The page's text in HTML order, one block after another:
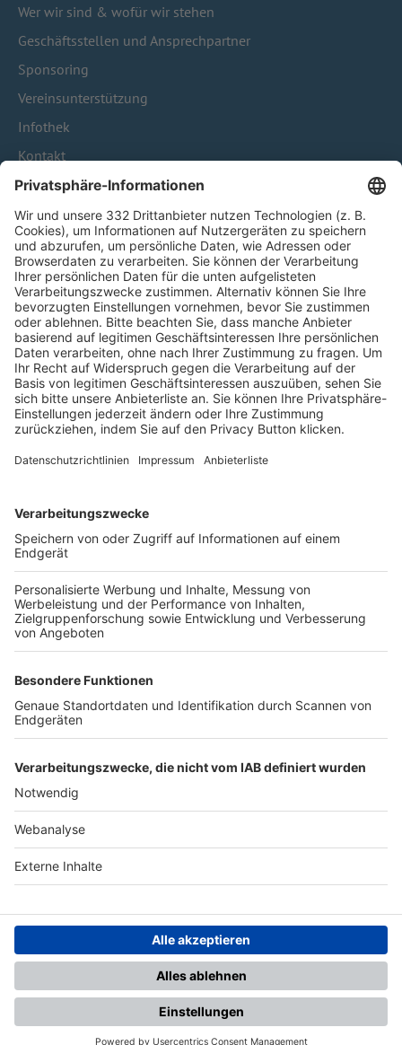
Wer wir sind & wofür wir stehen
Geschäftsstellen und Ansprechpartner
Sponsoring
Vereinsunterstützung
Infothek
Kontakt
HÄUFIG BESUCHTE SEITEN
Pässe und Vereinswechsel
Trainerausbildung
Schulungsangebot Vereinsmitarbeiter
BFV-Geschäftsstellen
Trainerbörse
Login SpielPlus
FOLGE DEM BFV
TOP-VEREINE
TOP-PARTNER
Nutzungsbedingungen Datenschutz Impressum